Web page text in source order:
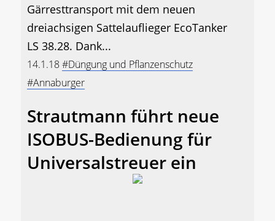
Gärresttransport mit dem neuen
dreiachsigen Sattelauflieger EcoTanker
LS 38.28. Dank...
14.1.18#Düngung und Pflanzenschutz
#Annaburger
Strautmann führt neue
ISOBUS-Bedienung für
Universalstreuer ein